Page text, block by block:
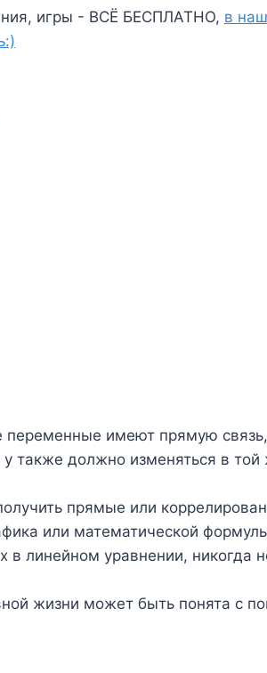
игры - ВСЁ БЕСПЛАТНО, в
переменные имеют прямую
y также должно изменяться в той
прямые или
или математической
линейном уравнении, никогда
жизни может быть понята с